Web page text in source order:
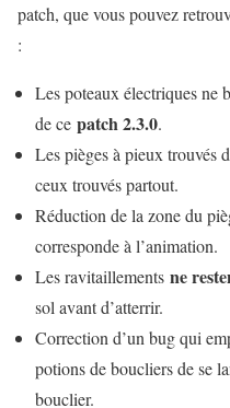
patch, que vous pouvez
:
Les poteaux électriques ne
de ce patch 2.3.0.
Les pièges à pieux trouvés
ceux trouvés partout.
Réduction de la zone du
corresponde à l’animation.
Les ravitaillements ne
sol avant d’atterrir.
Correction d’un bug qui
potions de boucliers de se
bouclier.